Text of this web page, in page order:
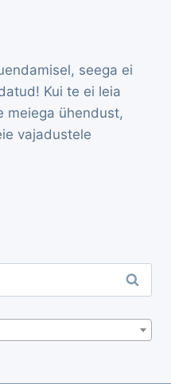
seega ei
Kui te ei leia
meiega ühendust,
vajadustele